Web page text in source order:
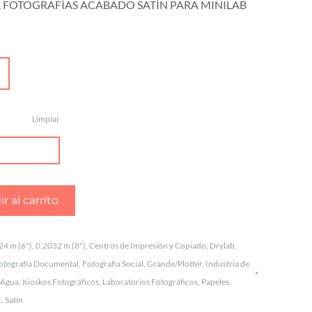
FOTOGRAFÍAS ACABADO SATÍN PARA MINILAB
Limpiar
al carrito
m (6"), 0.2032 m (8"), Centros de Impresión y Copiado, Drylab,
Documental, Fotografia Social, Grande/Plotter, Industria de
, Kioskos Fotográficos, Laboratorios Fotográficos, Papeles,
, Satín